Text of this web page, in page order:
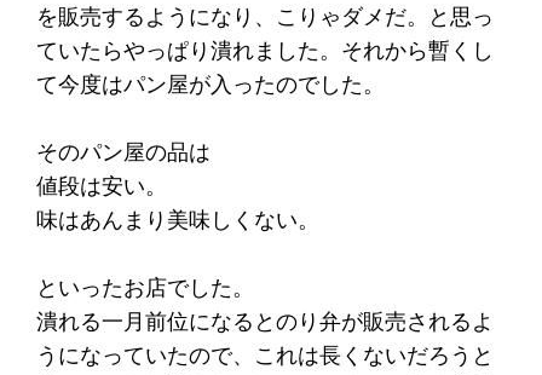
を販売するようになり、こりゃダメだ。と思っ
ていたらやっぱり潰れました。それから暫くし
て今度はパン屋が入ったのでした。
そのパン屋の品は
値段は安い。
味はあんまり美味しくない。
といったお店でした。
潰れる一月前位になるとのり弁が販売されるよ
うになっていたので、これは長くないだろうと